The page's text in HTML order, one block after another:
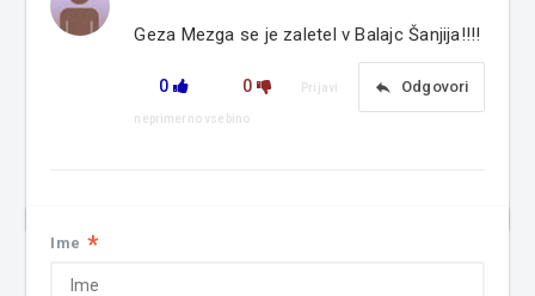
Geza Mezga se je zaletel v Balajc Šanjija!!!!
0 0 reply Odgovori
Prijavi
neprimerno vsebino
Ime *